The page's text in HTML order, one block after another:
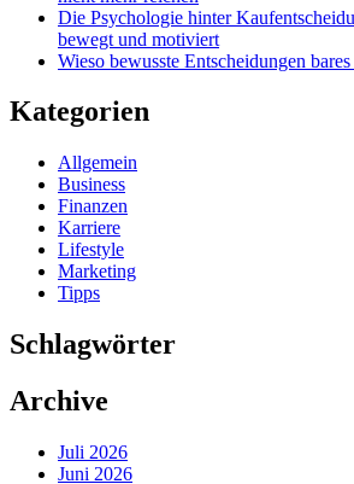
Die Psychologie hinter
bewegt und motiviert
Wieso bewusste Entscheidungen
Kategorien
Allgemein
Business
Finanzen
Karriere
Lifestyle
Marketing
Tipps
Schlagwörter
Archive
Juli 2026
Juni 2026